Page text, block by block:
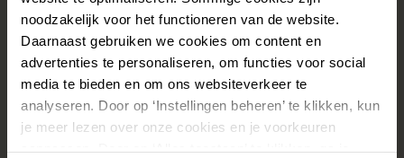
noodzakelijk voor het functioneren van de website.
Daarnaast gebruiken we cookies om content en
advertenties te personaliseren, om functies voor social
media te bieden en om ons websiteverkeer te
analyseren. Door op ‘Instellingen beheren’ te klikken, kun
je meer lezen over onze cookies en je voorkeuren
aanpassen. Door op ‘Alles toestaan’ te klikken, ga je
Des chaussures de mariage parfaites sous votre robe
de mariée, mais aussi des colliers, des bracelets et des
boucles d'oreilles assortis à votre robe de mariée ou
un beau voile, un bandeau ou une épingle à cheveux
pour votre coiffure de mariée : votre look de mariée
n'est complet que s'il est assorti à des accessoires.